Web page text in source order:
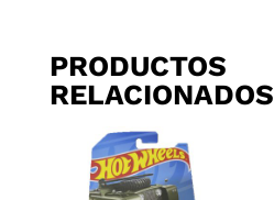
PRODUCTOS
RELACIONADOS